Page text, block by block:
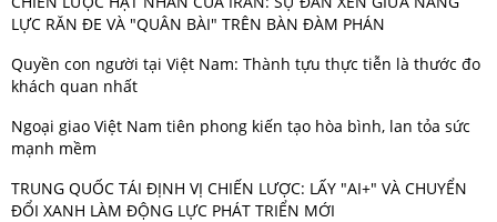
LỰC RĂN ĐE VÀ "QUÂN BÀI" TRÊN BÀN ĐÀM PHÁN
Quyền con người tại Việt Nam: Thành tựu thực tiễn là thước đo
khách quan nhất
Ngoại giao Việt Nam tiên phong kiến tạo hòa bình, lan tỏa sức
mạnh mềm
TRUNG QUỐC TÁI ĐỊNH VỊ CHIẾN LƯỢC: LẤY "AI+" VÀ CHUYỂN
ĐỔI XANH LÀM ĐỘNG LỰC PHÁT TRIỂN MỚI